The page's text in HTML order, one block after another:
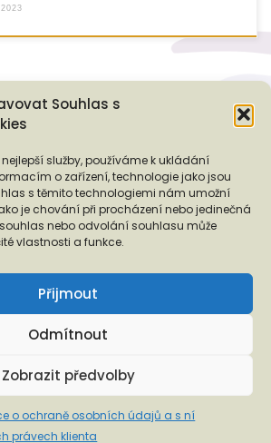
Souhlas s
služby, používáme k ukládání
o zařízení, technologie jako jsou
s těmito technologiemi nám umožní
je chování při procházení nebo jedinečná
nebo odvolání souhlasu může
vlastnosti a funkce.
Přijmout
Odmítnout
Zobrazit předvolby
o ochraně osobních údajů a s ní
právech klienta
❭
osobních údajů a s ní spojených právech